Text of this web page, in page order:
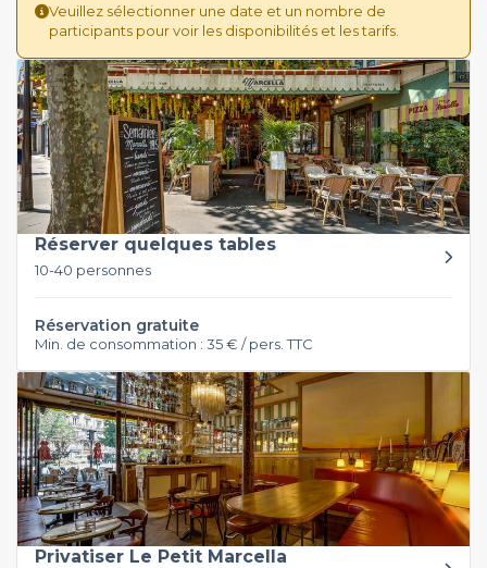
Veuillez sélectionner une date et un nombre de
participants pour voir les disponibilités et les tarifs.
Réserver quelques tables
10-40 personnes
Réservation gratuite
Min. de consommation : 35 € / pers. TTC
Privatiser Le Petit Marcella